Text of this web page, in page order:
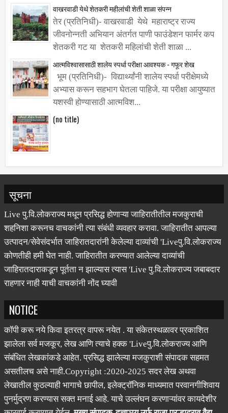
वाखरवाडी येथे शेतकरी महीलांची शेती शाळा संपन्न
तेर (प्रतिनिधी)- वाखरवाडी येथे महाराष्ट्र राज्य
जीवनोन्नती अभियान अंतर्गत पाणी फाउंडेशन फार्मर कप
शेतकरी गट या शेतकरी महिलांची शेती शाळा ...
आत्मविश्वासासाठी शालेय स्पर्धा परीक्षा आवश्यक - गफूर शेख
भूम (प्रतिनिधी)- विद्यार्थ्यांनी शालेय स्पर्धा परीक्षेमध्ये
अभ्यास करून सहभाग घेतला पाहिजे. या परीक्षा आयुष्यात
यशस्वी होण्यासाठी आत्मविश...
(no title)
सूचना
Live पु.वि.लोकराज्य मधून प्रसिद्ध होणाऱ्या जाहिरातीतील मजकुराची
शहनिशा करूनच वाचकांनी त्या संबंधी व्यवहार करावा. जाहिरातीत आपल्या
उत्पादन/सेवेसंदर्भात जाहिरातदारांनी केलेल्या दाव्यांची 'Liveपु.वि.लोकराज्य
कोणतीही हमी घेत नाही. जाहिरातीत करण्यात आलेल्या दाव्यांची
जाहिरातदाराकडून पूर्तता न झाल्यास त्यास 'Live पु.वि.लोकराज्य जबाबदार
राहणार नाही याची वाचकांनी नोंद घ्यावी
NOTICE
कॉपी करू नये किवा इतरत्र वापरू नयेत . या संकेतस्थळावर प्रकाशित
झालेला सर्व मजकूर, लेख आणि त्याचे हक्क 'Liveपु.वि.लोकराज्य आणि
संबंधित लेखकांकडे आहेत. प्रसिद्ध झालेल्या मजकुराशी संपादक सहमत
असतीलच असे नाही.Copyright :2020-2025 सदर लेख अथवा
लेखातील कुठल्याही भागाचे छापील, इलेक्ट्रॉनिक माध्यमात परवानगीशिवाय
पुनर्मुद्रण करण्यास सक्त मनाई आहे. याचे उल्लंघन करणाऱ्यांवर कायदेशीर
कारवाई करण्यात येईल.मुख्य संपादक-दत्ताञय उर्फ राजा प्रल्हादराव वैद्य